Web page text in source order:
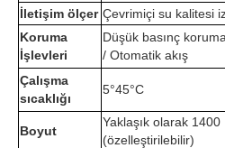
İletişim ölçer Çevrimiçi su kalitesi
Koruma
İşlevleri
Düşük basınç
/ Otomatik akış
Çalışma
sıcaklığı
5°45°C
Boyut
Yaklaşık olarak
(özelleştirilebilir)